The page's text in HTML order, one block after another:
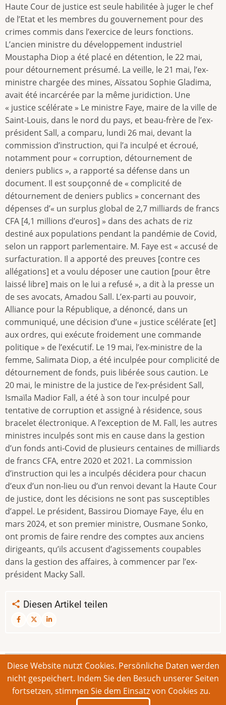
Haute Cour de justice est seule habilitée à juger le chef
de l’Etat et les membres du gouvernement pour des
crimes commis dans l’exercice de leurs fonctions.
L’ancien ministre du développement industriel
Moustapha Diop a été placé en détention, le 22 mai,
pour détournement présumé. La veille, le 21 mai, l’ex-
ministre chargée des mines, Aïssatou Sophie Gladima,
avait été incarcérée par la même juridiction. Une
« justice scélérate » Le ministre Faye, maire de la ville de
Saint-Louis, dans le nord du pays, et beau-frère de l’ex-
président Sall, a comparu, lundi 26 mai, devant la
commission d’instruction, qui l’a inculpé et écroué,
notamment pour « corruption, détournement de
deniers publics », a rapporté sa défense dans un
document. Il est soupçonné de « complicité de
détournement de deniers publics » concernant des
dépenses d’« un surplus global de 2,7 milliards de francs
CFA [4,1 millions d’euros] » dans des achats de riz
destiné aux populations pendant la pandémie de Covid,
selon un rapport parlementaire. M. Faye est « accusé de
surfacturation. Il a apporté des preuves [contre ces
allégations] et a voulu déposer une caution [pour être
laissé libre] mais on le lui a refusé », a dit à la presse un
de ses avocats, Amadou Sall. L’ex-parti au pouvoir,
Alliance pour la République, a dénoncé, dans un
communiqué, une décision d’une « justice scélérate [et]
aux ordres, qui exécute froidement une commande
politique » de l’exécutif. Le 19 mai, l’ex-ministre de la
femme, Salimata Diop, a été inculpée pour complicité de
détournement de fonds, puis libérée sous caution. Le
20 mai, le ministre de la justice de l’ex-président Sall,
Ismaïla Madior Fall, a été à son tour inculpé pour
tentative de corruption et assigné à résidence, sous
bracelet électronique. A l’exception de M. Fall, les autres
ministres inculpés sont mis en cause dans la gestion
d’un fonds anti-Covid de plusieurs centaines de milliards
de francs CFA, entre 2020 et 2021. La commission
d’instruction qui les a inculpés décidera pour chacun
d’eux d’un non-lieu ou d’un renvoi devant la Haute Cour
de justice, dont les décisions ne sont pas susceptibles
d’appel. Le président, Bassirou Diomaye Faye, élu en
mars 2024, et son premier ministre, Ousmane Sonko,
ont promis de faire rendre des comptes aux anciens
dirigeants, qu’ils accusent d’agissements coupables
dans la gestion des affaires, à commencer par l’ex-
président Macky Sall.
Diesen Artikel teilen
© 2026 Bonner Aufruf. Alle Rechte vorbehalten.
Footer
Impressum Kontakt
Intern
Diese Website nutzt Cookies. Persönliche Daten werden
nicht gespeichert. Indem Sie den Besuch unserer Seiten
fortsetzen, stimmen Sie dem Einsatz von Cookies zu.